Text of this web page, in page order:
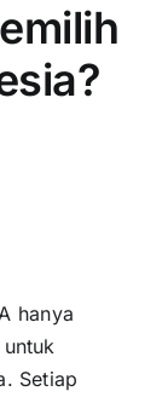
hanya
Setiap